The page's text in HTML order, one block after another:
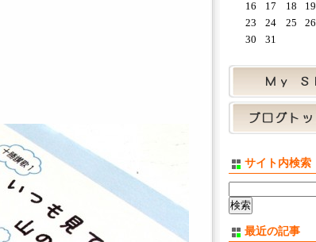
16
17 18 19
23
24 25 26
30
31
サイト内検索
最近の記事